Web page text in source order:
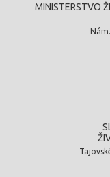
MINISTERSTVO